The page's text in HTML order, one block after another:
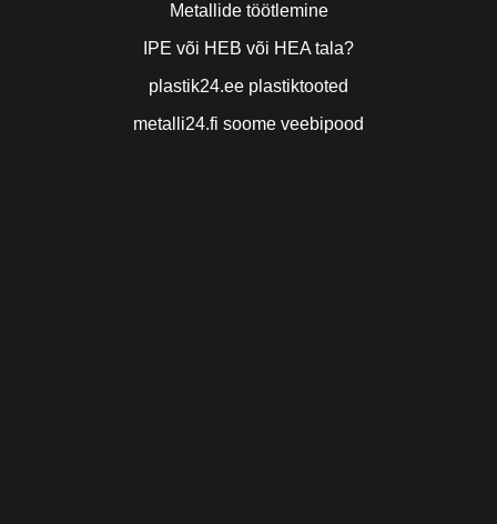
Metallide töötlemine
IPE või HEB või HEA tala?
plastik24.ee plastiktooted
metalli24.fi soome veebipood